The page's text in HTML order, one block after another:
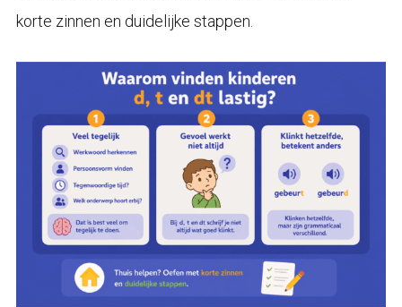
korte zinnen en duidelijke stappen.